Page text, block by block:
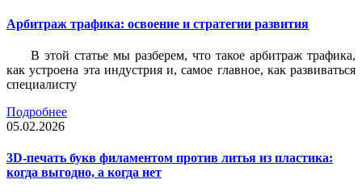
Арбитраж трафика: освоение и стратегии развития
В этой статье мы разберем, что такое арбитраж трафика,
как устроена эта индустрия и, самое главное, как развиваться
специалисту
Подробнее
05.02.2026
3D-печать букв филаментом против литья из пластика:
когда выгодно, а когда нет